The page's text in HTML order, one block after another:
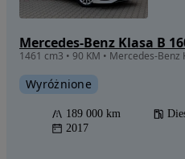
Mercedes-Benz Klasa B
1461 cm3 • 90 KM • Mercedes-Benz
Wyróżnione
189 000 km
2017